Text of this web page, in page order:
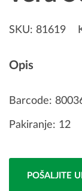
SKU: 81619
Opis
Barcode:
Pakiranje: 12
POŠALJITE